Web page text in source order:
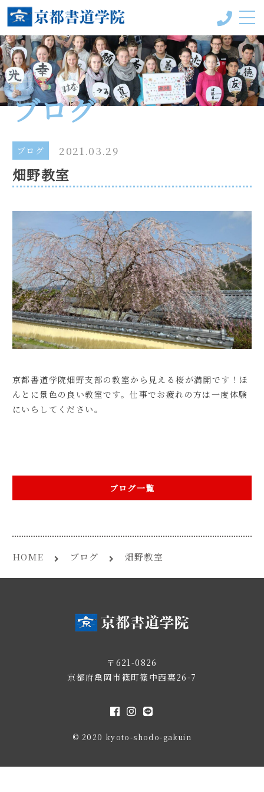
京都書道学院って？
受講コース
教室一覧
手本＆作品
会員様の声
代表プロフィール
お問い合わせ
体験お申し込み
オンラインZOOM書道教室
ブログ
ブログ
ブログ 2021.03.29
畑野教室
京都書道学院畑野支部の教室から見える桜が満開です！ほ
んとに景色の良い教室です。仕事でお疲れの方は一度体験
にいらしてください。
ブログ一覧
HOME ブログ 畑野教室
〒621-0826
京都府亀岡市篠町篠中西裏26-7
© 2020 kyoto-shodo-gakuin